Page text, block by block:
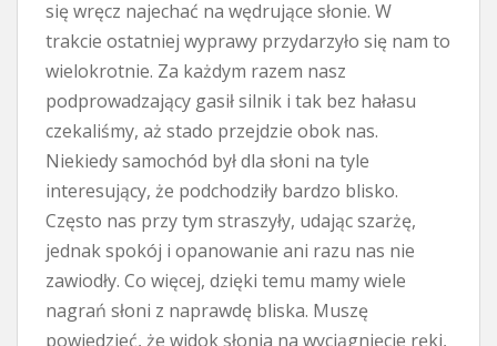
się wręcz najechać na wędrujące słonie. W
trakcie ostatniej wyprawy przydarzyło się nam to
wielokrotnie. Za każdym razem nasz
podprowadzający gasił silnik i tak bez hałasu
czekaliśmy, aż stado przejdzie obok nas.
Niekiedy samochód był dla słoni na tyle
interesujący, że podchodziły bardzo blisko.
Często nas przy tym straszyły, udając szarżę,
jednak spokój i opanowanie ani razu nas nie
zawiodły. Co więcej, dzięki temu mamy wiele
nagrań słoni z naprawdę bliska. Muszę
powiedzieć, że widok słonia na wyciągnięcie ręki,